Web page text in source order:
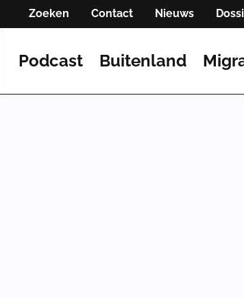
Zoeken Contact Nieuws
Podcast Buitenland